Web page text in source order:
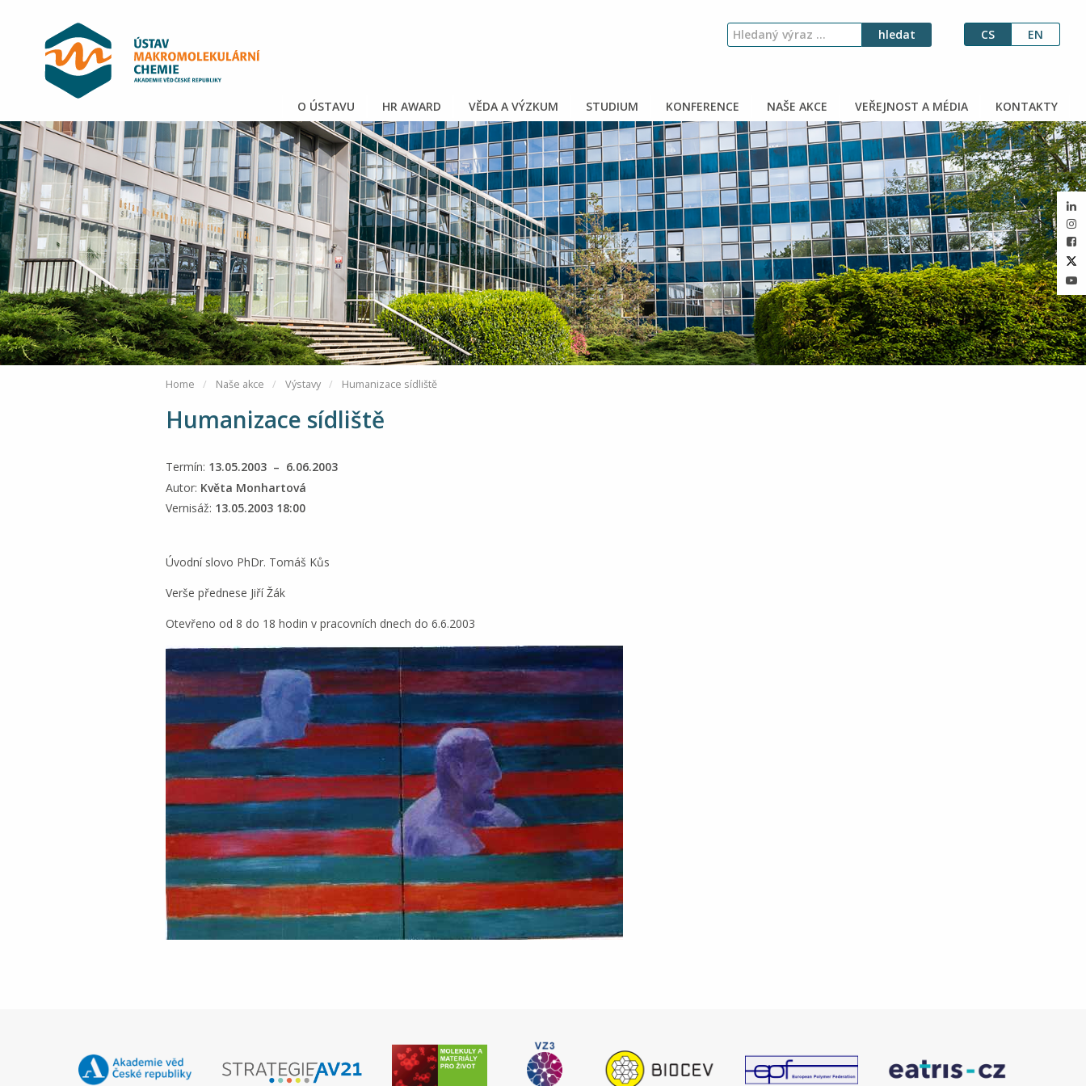
CS EN
O ÚSTAVU HR AWARD VĚDA A VÝZKUM STUDIUM KONFERENCE NAŠE AKCE VEŘEJNOST A MÉDIA KONTAKTY
Home Naše akce Výstavy Humanizace sídliště
Humanizace sídliště
Termín: 13.05.2003 – 6.06.2003
Autor: Květa Monhartová
Vernisáž: 13.05.2003 18:00
Úvodní slovo PhDr. Tomáš Kůs
Verše přednese Jiří Žák
Otevřeno od 8 do 18 hodin v pracovních dnech do 6.6.2003